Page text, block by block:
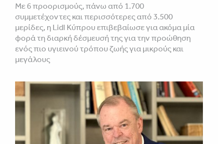
Με 6 προορισμούς, πάνω από 1.700
συμμετέχοντες και περισσότερες από 3.500
μερίδες, η Lidl Κύπρου επιβεβαίωσε για ακόμα μία
φορά τη διαρκή δέσμευσή της για την προώθηση
ενός πιο υγιεινού τρόπου ζωής για μικρούς και
μεγάλους